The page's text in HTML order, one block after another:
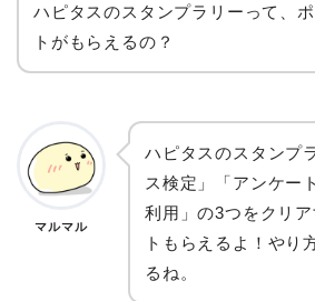
ハピタスのスタンプラリーって、
トがもらえるの？
マルマル
ハピタスのスタンプ
ス検定」「アンケー
利用」の3つをクリ
トもらえるよ！やり
るね。